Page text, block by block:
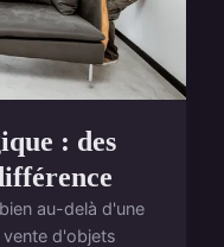
: des
au-delà d'une
d'objets